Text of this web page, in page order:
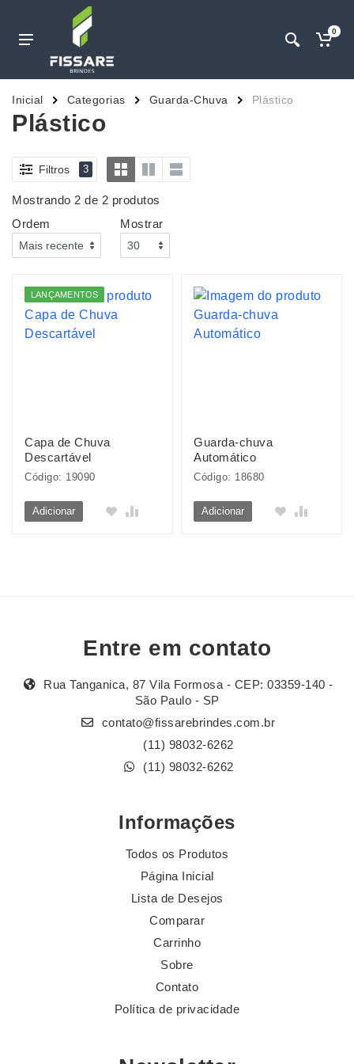
0
Inicial Categorias Guarda-Chuva Plástico
Plástico
Filtros 3
Mostrando 2 de 2 produtos
Ordem
Mostrar
LANÇAMENTOS
Capa de Chuva
Descartável
Código: 19090
Adicionar
Guarda-chuva
Automático
Código: 18680
Adicionar
Entre em contato
Rua Tanganica, 87 Vila Formosa - CEP: 03359-140 -
São Paulo - SP
contato@fissarebrindes.com.br
(11) 98032-6262
(11) 98032-6262
Informações
Todos os Produtos
Página Inicial
Lista de Desejos
Comparar
Carrinho
Sobre
Contato
Política de privacidade